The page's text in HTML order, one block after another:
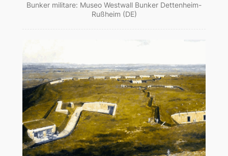
Bunker militare: Museo Westwall Bunker Dettenheim-
Rußheim (DE)